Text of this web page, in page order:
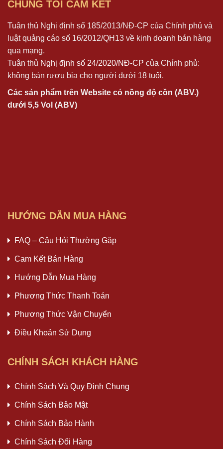
CHÚNG TÔI CAM KẾT
Tuân thủ Nghị định số 185/2013/NĐ-CP của Chính phủ và
luật quảng cáo số 16/2012/QH13 về kinh doanh bán hàng
qua mạng.
Tuân thủ Nghị định số 24/2020/NĐ-CP của Chính phủ:
không bán rượu bia cho người dưới 18 tuổi.
Các sản phẩm trên Website có nồng độ cồn (ABV.)
dưới 5,5 Vol (ABV)
HƯỚNG DẪN MUA HÀNG
FAQ – Câu Hỏi Thường Gặp
Cam Kết Bán Hàng
Hướng Dẫn Mua Hàng
Phương Thức Thanh Toán
Phương Thức Vận Chuyển
Điều Khoản Sử Dụng
CHÍNH SÁCH KHÁCH HÀNG
Chính Sách Và Quy Định Chung
Chính Sách Bảo Mật
Chính Sách Bảo Hành
Chính Sách Đổi Hàng